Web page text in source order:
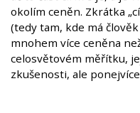
okolím ceněn. Zkrátka
(tedy tam, kde má
mnohem více ceněna
celosvětovém měřítku,
zkušenosti, ale